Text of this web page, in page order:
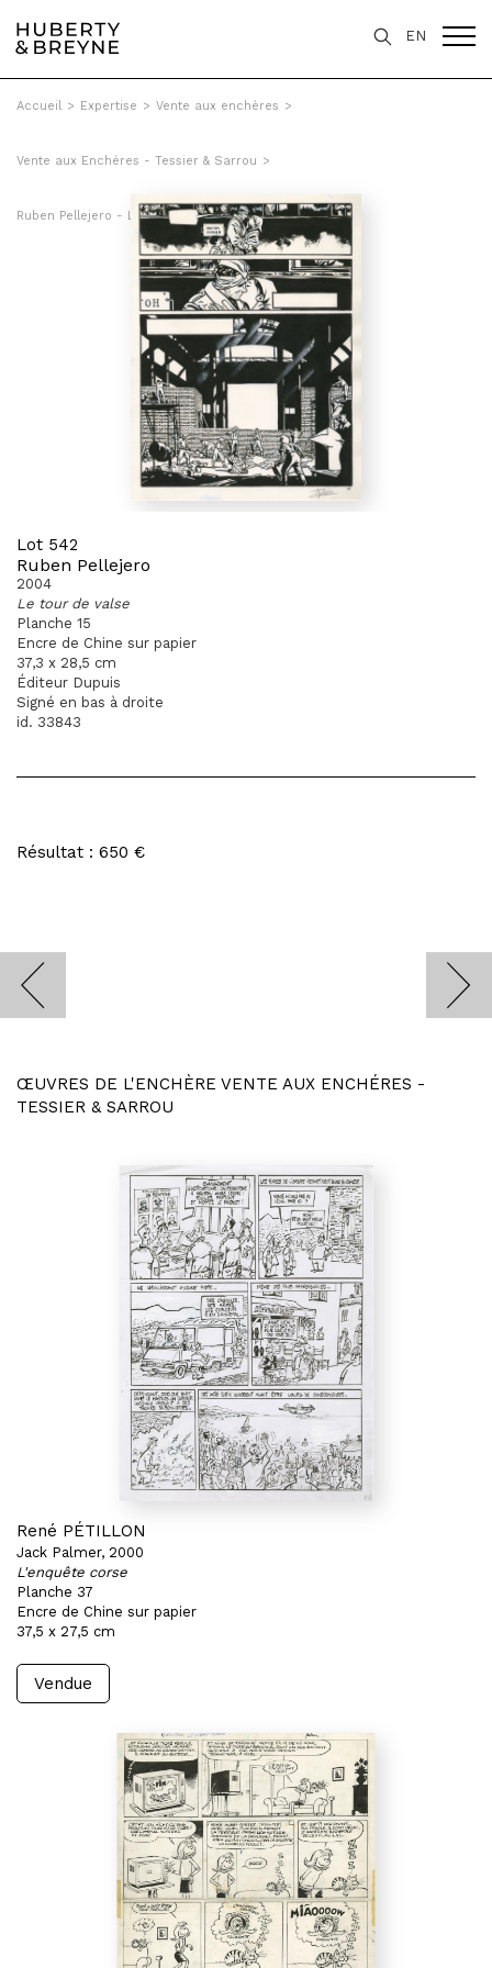
EN
Accueil > Expertise > Vente aux enchères >
Vente aux Enchéres - Tessier & Sarrou >
Ruben Pellejero - Le tour de valse
Lot 542
Ruben Pellejero
2004
Le tour de valse
Planche 15
Encre de Chine sur papier
37,3 x 28,5 cm
Éditeur Dupuis
Signé en bas à droite
id. 33843
Résultat : 650 €
ŒUVRES DE L'ENCHÈRE VENTE AUX ENCHÉRES -
TESSIER & SARROU
René PÉTILLON
Jack Palmer, 2000
L'enquête corse
Planche 37
Encre de Chine sur papier
37,5 x 27,5 cm
Vendue